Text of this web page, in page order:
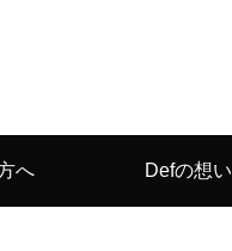
へ Defの想い